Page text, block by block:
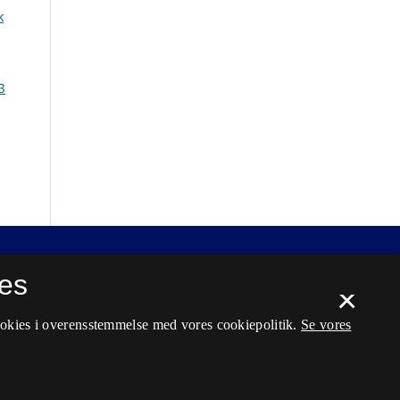
×
i overensstemmelse med vores cookiepolitik. Se vores